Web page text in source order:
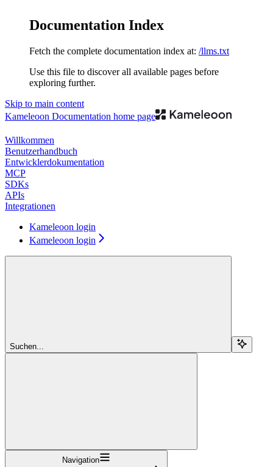
Documentation Index
Fetch the complete documentation index at: /llms.txt
Use this file to discover all available pages before
exploring further.
Skip to main content
Kameleoon Documentation home page
Willkommen
Benutzerhandbuch
Entwicklerdokumentation
MCP
SDKs
APIs
Integrationen
Kameleoon login
Kameleoon login
Suchen...
Navigation